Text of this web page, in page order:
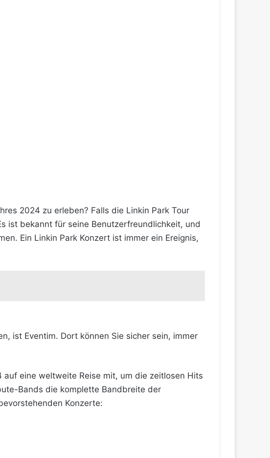
2024 zu erleben? Falls die Linkin Park Tour
ist bekannt für seine Benutzerfreundlichkeit, und
Ein Linkin Park Konzert ist immer ein Ereignis,
ist Eventim. Dort können Sie sicher sein, immer
auf eine weltweite Reise mit, um die zeitlosen Hits
Bands die komplette Bandbreite der
Konzerte: